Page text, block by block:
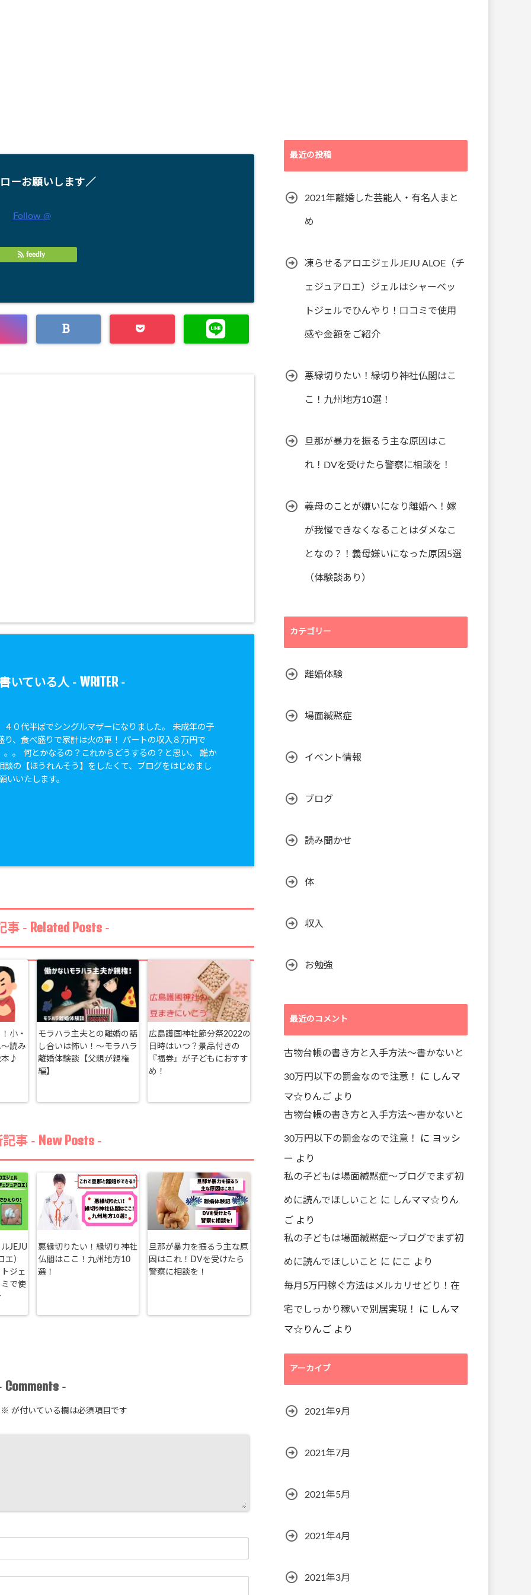
ーお願いします／
Follow @
feedly
いている人 - WRITER-
４０代半ばでシングルマザーになりました。 未成年の子
り、食べ盛りで家計は火の車！ パートの収入８万円で
。。 何とかなるの？これからどうするの？と思い、 誰か
談の【ほうれんそう】をしたくて、ブログをはじめまし
いいたします。
事 - Related Posts -
小・
読み
本♪
モラハラ主夫との離婚の話
し合いは怖い！～モラハラ
離婚体験談【父親が親権
編】
広島護国神社節分祭2022の
日時はいつ？景品付きの
『福券』が子どもにおすす
め！
事 - New Posts-
JEJU
エ）
ジェ
で使
悪縁切りたい！縁切り神社
仏閣はここ！九州地方10
選！
旦那が暴力を振るう主な原
因はこれ！DVを受けたら
警察に相談を！
Comments -
※ が付いている欄は必須項目です
最近の投稿
2021年離婚した芸能人・有名人まと
め
凍らせるアロエジェルJEJU ALOE（チ
ェジュアロエ）ジェルはシャーベッ
トジェルでひんやり！口コミで使用
感や金額をご紹介
悪縁切りたい！縁切り神社仏閣はこ
こ！九州地方10選！
旦那が暴力を振るう主な原因はこ
れ！DVを受けたら警察に相談を！
義母のことが嫌いになり離婚へ！嫁
が我慢できなくなることはダメなこ
となの？！義母嫌いになった原因5選
（体験談あり）
カテゴリー
離婚体験
場面緘黙症
イベント情報
ブログ
読み聞かせ
体
収入
お勉強
最近のコメント
古物台帳の書き方と入手方法～書かないと
30万円以下の罰金なので注意！ に しんマ
マ☆りんご より
古物台帳の書き方と入手方法～書かないと
30万円以下の罰金なので注意！ に ヨッシ
ー より
私の子どもは場面緘黙症～ブログでまず初
めに読んでほしいこと に しんママ☆りん
ご より
私の子どもは場面緘黙症～ブログでまず初
めに読んでほしいこと に にこ より
毎月5万円稼ぐ方法はメルカリせどり！在
宅でしっかり稼いで別居実現！ に しんマ
マ☆りんご より
アーカイブ
2021年9月
2021年7月
2021年5月
2021年4月
2021年3月